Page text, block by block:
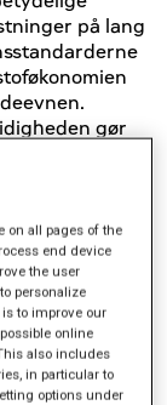
på lang
gør
51.100 kg
on all pages of the
end device
the user
personalize
to improve our
online
also includes
in particular to
options under